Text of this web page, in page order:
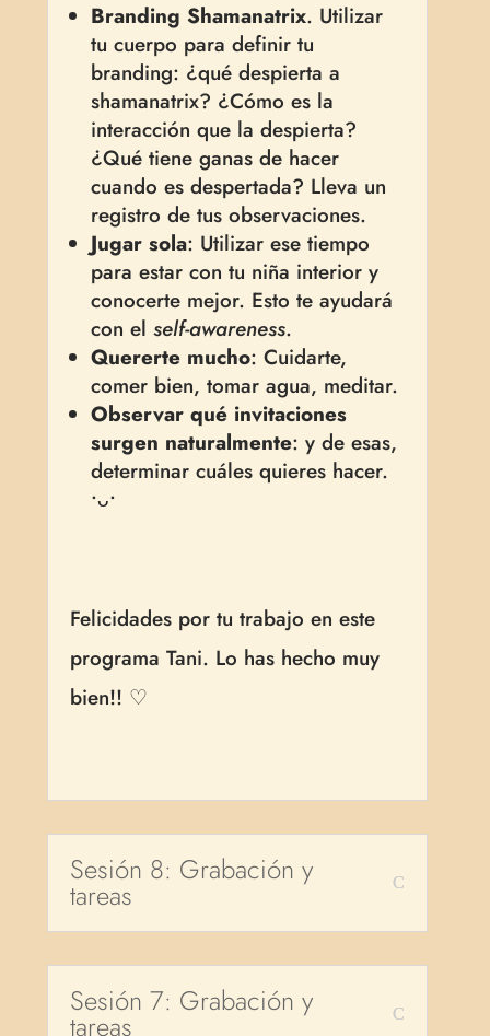
Branding Shamanatrix. Utilizar
tu cuerpo para definir tu
branding: ¿qué despierta a
shamanatrix? ¿Cómo es la
interacción que la despierta?
¿Qué tiene ganas de hacer
cuando es despertada? Lleva un
registro de tus observaciones.
Jugar sola: Utilizar ese tiempo
para estar con tu niña interior y
conocerte mejor. Esto te ayudará
con elself-awareness.
Quererte mucho: Cuidarte,
comer bien, tomar agua, meditar.
Observar qué invitaciones
surgen naturalmente: y de esas,
determinar cuáles quieres hacer.
•ᴗ•
Felicidades por tu trabajo en este
programa Tani. Lo has hecho muy
bien!! ♡
Sesión 8: Grabación y
tareas
Sesión 7: Grabación y
tareas